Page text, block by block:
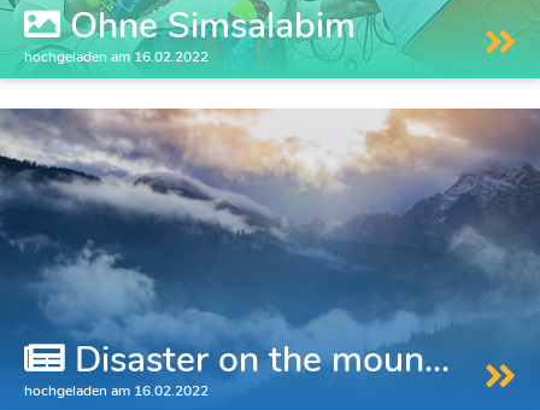
Ohne Simsalabim
hochgeladen am 16.02.2022
Disaster on the moun...
hochgeladen am 16.02.2022